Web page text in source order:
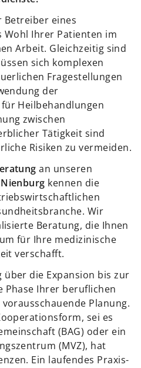
Betreiber eines
Wohl Ihrer Patienten im
Arbeit. Gleichzeitig sind
sich komplexen
Fragestellungen
der
Heilbehandlungen
zwischen
Tätigkeit sind
Risiken zu vermeiden.
an unseren
kennen die
Wir
Beratung, die Ihnen
für Ihre medizinische
verschafft.
die Expansion bis zur
Phase Ihrer beruflichen
Planung.
sei es
(BAG) oder ein
(MVZ), hat
Ein laufendes Praxis-